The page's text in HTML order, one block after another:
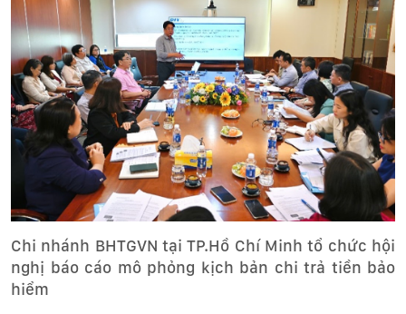
Chi nhánh BHTGVN tại TP.Hồ Chí Minh tổ chức hội
nghị báo cáo mô phỏng kịch bản chi trả tiền bảo
hiểm